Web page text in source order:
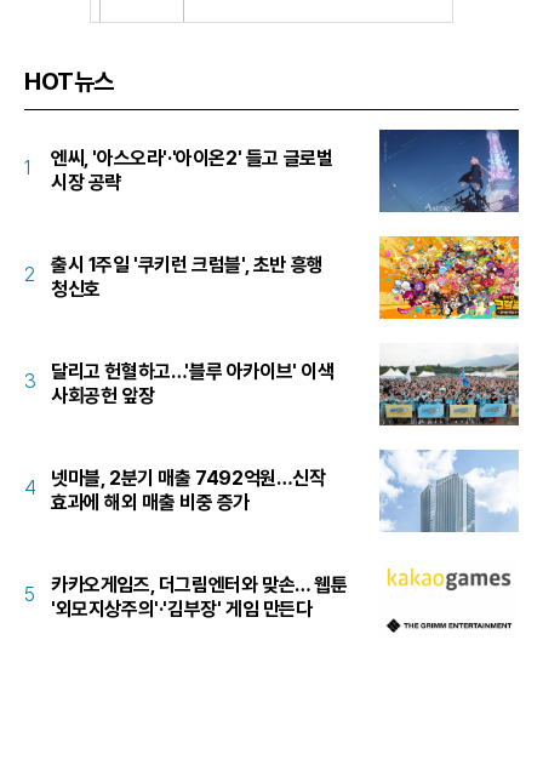
HOT뉴스
1
엔씨, '아스오라'·'아이온2' 들고 글로벌
시장 공략
2
출시 1주일 '쿠키런 크럼블', 초반 흥행
청신호
3
달리고 헌혈하고…'블루 아카이브' 이색
사회공헌 앞장
4
넷마블, 2분기 매출 7492억원…신작
효과에 해외 매출 비중 증가
5
카카오게임즈, 더그림엔터와 맞손… 웹툰
'외모지상주의'·'김부장' 게임 만든다